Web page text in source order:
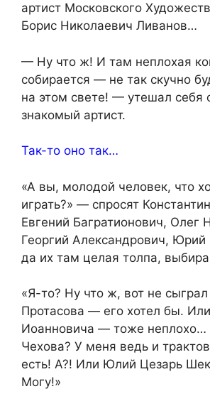
артист Московского
Борис Николаевич Ливанов…
— Ну что ж! И там неплохая
собирается — не так скучно
на этом свете! — утешал себя
знакомый артист.
Так-то оно так…
«А вы, молодой человек, что
играть?» — спросят
Евгений Багратионович, Олег
Георгий Александрович,
да их там целая толпа,
«Я-то? Ну что ж, вот не
Протасова — его хотел бы.
Иоанновича — тоже неплохо…
Чехова? У меня ведь и
есть! А?! Или Юлий Цезарь
Могу!»